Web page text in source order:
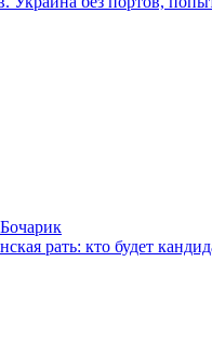
рать: кто будет